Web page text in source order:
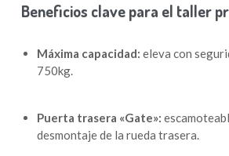
Beneficios clave para el taller
Máxima capacidad: eleva con
750kg.
Puerta trasera «Gate»:
desmontaje de la rueda trasera.